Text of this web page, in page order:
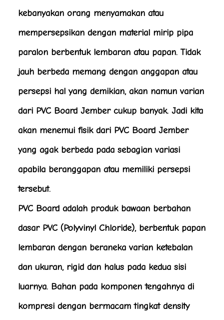
kebanyakan orang menyamakan atau
mempersepsikan dengan material mirip pipa
paralon berbentuk lembaran atau papan. Tidak
jauh berbeda memang dengan anggapan atau
persepsi hal yang demikian, akan namun varian
dari PVC Board Jember cukup banyak. Jadi kita
akan menemui fisik dari PVC Board Jember
yang agak berbeda pada sebagian variasi
apabila beranggapan atau memiliki persepsi
tersebut.
PVC Board adalah produk bawaan berbahan
dasar PVC (Polyvinyl Chloride), berbentuk papan
lembaran dengan beraneka varian ketebalan
dan ukuran, rigid dan halus pada kedua sisi
luarnya. Bahan pada komponen tengahnya di
kompresi dengan bermacam tingkat density